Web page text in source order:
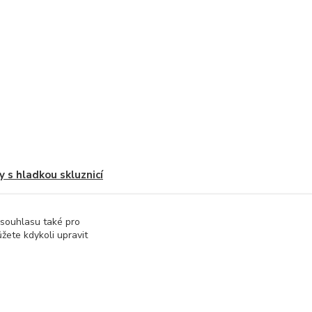
s hladkou skluznicí
také pro
kdykoli upravit